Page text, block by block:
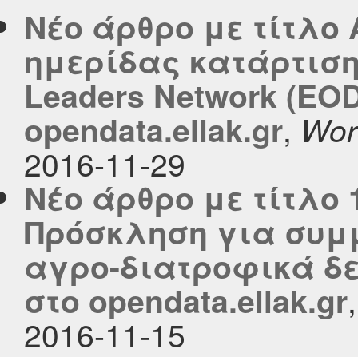
Νέο άρθρο με
ημερίδας
Leaders Network
opendata.ellak.gr,
2016-11-29
Νέο άρθρο με τίτλο
Πρόσκληση για
αγρο-διατροφικά
στο opendata.ellak.gr
2016-11-15